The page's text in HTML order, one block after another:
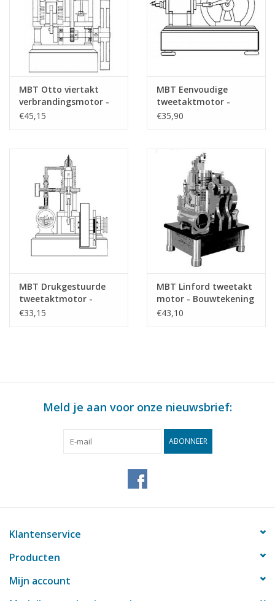
MBT Otto viertakt
verbrandingsmotor -
Bouwtekening Schaal 1
€45,15
MBT Eenvoudige
tweetaktmotor -
Bouwtekening Schaal 1
€35,90
MBT Drukgestuurde
tweetaktmotor -
Bouwtekening Schaal 1
€33,15
MBT Linford tweetakt
motor - Bouwtekening
Schaal 1 : N/A
€43,10
Meld je aan voor onze nieuwsbrief:
ABONNEER
Klantenservice
Producten
Mijn account